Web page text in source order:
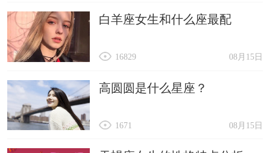
白羊座女生和什么座最配
08月15日
16829
高圆圆是什么星座？
08月15日
1671